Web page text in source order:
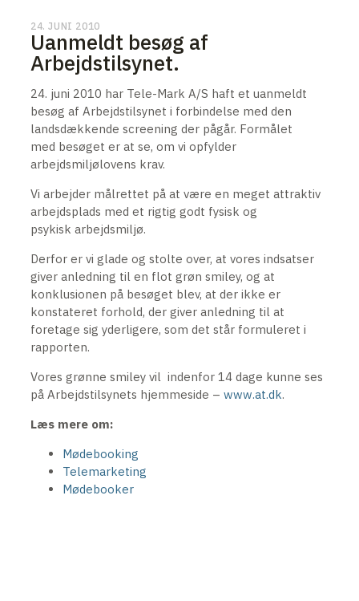
24. JUNI 2010
Uanmeldt besøg af
Arbejdstilsynet.
24. juni 2010 har Tele-Mark A/S haft et uanmeldt
besøg af Arbejdstilsynet i forbindelse med den
landsdækkende screening der pågår. Formålet
med besøget er at se, om vi opfylder
arbejdsmiljølovens krav.
Vi arbejder målrettet på at være en meget attraktiv
arbejdsplads med et rigtig godt fysisk og
psykisk arbejdsmiljø.
Derfor er vi glade og stolte over, at vores indsatser
giver anledning til en flot grøn smiley, og at
konklusionen på besøget blev, at der ikke er
konstateret forhold, der giver anledning til at
foretage sig yderligere, som det står formuleret i
rapporten.
Vores grønne smiley vil indenfor 14 dage kunne ses
på Arbejdstilsynets hjemmeside – www.at.dk.
Læs mere om:
Mødebooking
Telemarketing
Mødebooker